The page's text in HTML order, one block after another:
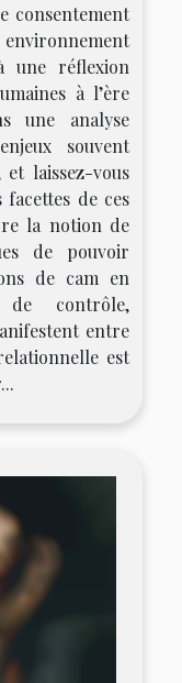
consentement
une réflexion
à l’ère
une analyse
souvent
laissez-vous
de ces
la notion de
de pouvoir
de cam en
de contrôle,
entre
est